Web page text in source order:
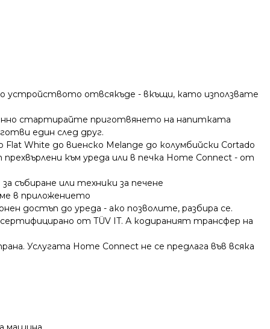
устройството отвсякъде - вкъщи, като използвате
стартирайте приготвянето на напитката
един след друг.
White до виенско Melange до колумбийски Cortado
към уреда или в печка Home Connect - от
събиране или техники за печене
в приложението
достъп до уреда - ако позволите, разбира се.
от TÜV IT. А кодираният трансфер на
Услугата Home Connect не се предлага във всяка